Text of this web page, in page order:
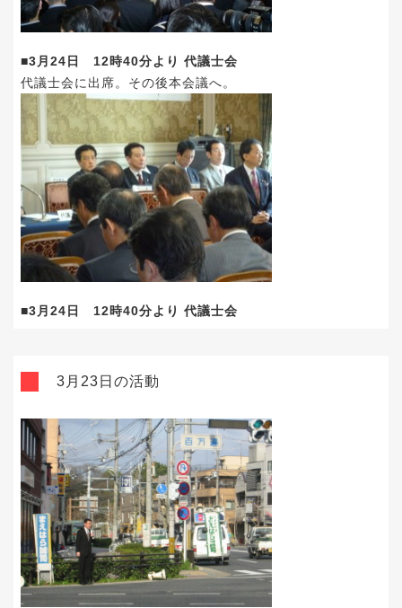
■3月24日 12時40分より 代議士会
代議士会に出席。その後本会議へ。
■3月24日 12時40分より 代議士会
3月23日の活動